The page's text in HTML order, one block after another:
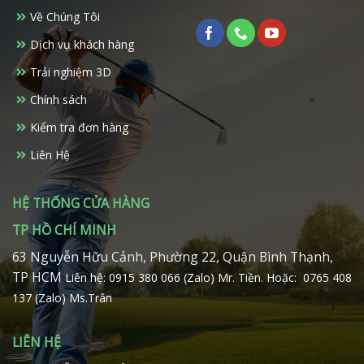
Về Chúng Tôi
Dịch vụ khách hàng
Trải nghiệm 3D
Chính sách
Kiểm tra đơn hàng
Liên Hệ
HỆ THỐNG CỬA HÀNG
TP HỒ CHÍ MINH
63 Nguyễn Hữu Cảnh, Phường 22, Quận Bình Thạnh,
TP HCMLiên hệ: 0915 380 066 (Zalo) Mr. Tiền.Hoặc: 0765 408
137 (Zalo) Ms.Trân
LIÊN HỆ